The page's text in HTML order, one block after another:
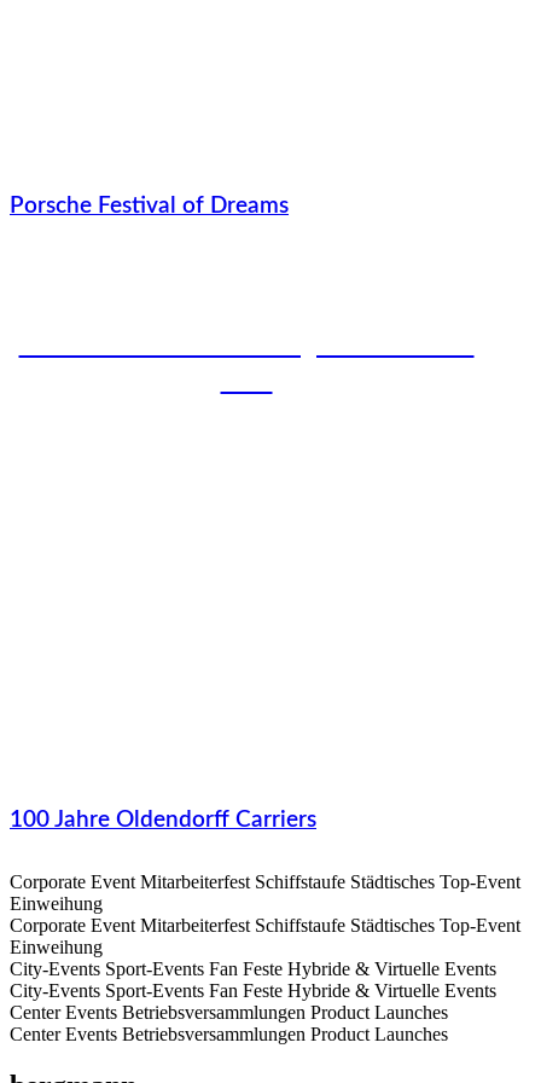
Porsche Festival of Dreams
100 Jahre Oldendorff Carriers
Corporate Event Mitarbeiterfest Schiffstaufe Städtisches Top-Event
Einweihung
Corporate Event Mitarbeiterfest Schiffstaufe Städtisches Top-Event
Einweihung
City-Events Sport-Events Fan Feste Hybride & Virtuelle Events
City-Events Sport-Events Fan Feste Hybride & Virtuelle Events
Center Events Betriebsversammlungen Product Launches
Center Events Betriebsversammlungen Product Launches